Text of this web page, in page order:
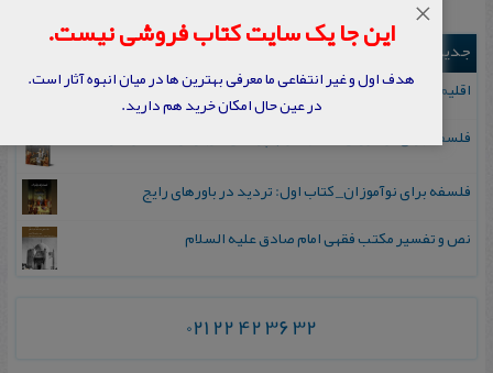
جدیدترین ها
اقلیم مورخان؛ مهارت‌های تاریخ ورزی علمی
فلسفه برای نوآموزان_ کتاب دوم: پرسش درباره واقعیت و معرفت
فلسفه برای نوآموزان_ کتاب اول: تردید در باورهای رایج
نص و تفسیر مکتب فقهی امام صادق علیه السلام
021 22 42 36 32
این جا یک سایت کتاب فروشی نیست.
هدف اول و غیر انتفاعی ما معرفی بهترین ها در میان انبوه آثار است.
در عین حال امکان خرید هم دارید.
×